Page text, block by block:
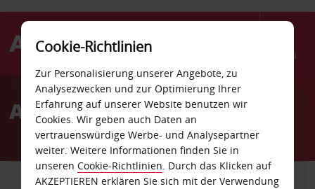
Menü
AvisAutovermietung Stettin
FAHRZEUG TRANSPORTER
Cookie-Richtlinien
Zur Personalisierung unserer Angebote, zu
Analysezwecken und zur Optimierung Ihrer
Erfahrung auf unserer Website benutzen wir
Cookies. Wir geben auch Daten an
vertrauenswürdige Werbe- und Analysepartner
weiter. Weitere Informationen finden Sie in
unseren Cookie-Richtlinien. Durch das Klicken auf
AKZEPTIEREN erklären Sie sich mit der Verwendung